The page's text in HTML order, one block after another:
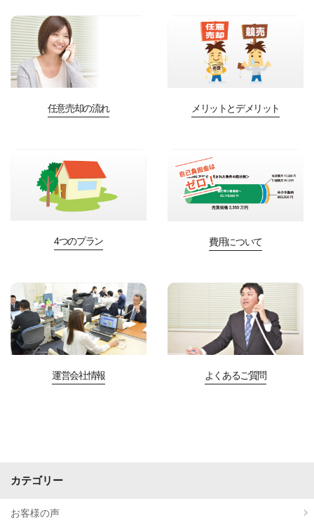
任意売却の流れ メリットとデメリット
4つのプラン 費用について
運営会社情報 よくあるご質問
カテゴリー
お客様の声